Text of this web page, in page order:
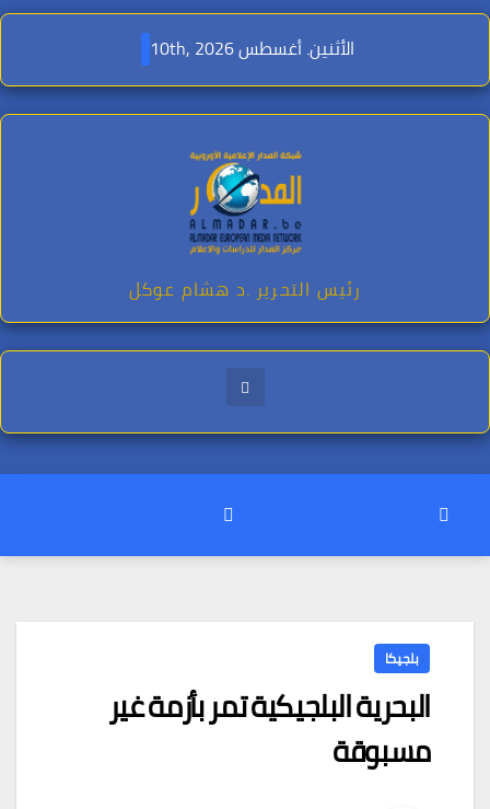
Skip
content
الأثنين. أغسطس 10th, 2026
رئيس التحرير .د هشام عوكل
بلجيكا
البحرية البلجيكية تمر بأزمة غير
مسبوقة